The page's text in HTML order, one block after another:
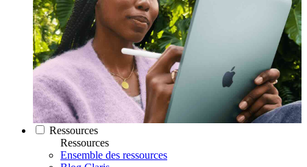
Ressources
Ressources
Ensemble des ressources